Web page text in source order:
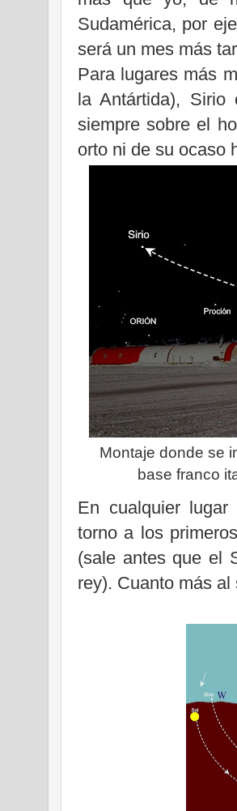
Sudamérica, por
será un mes más
Para lugares más
la Antártida),
siempre sobre el
orto ni de su ocaso
Montaje donde se
base franco
En cualquier
torno a los
(sale antes que el
rey). Cuanto más